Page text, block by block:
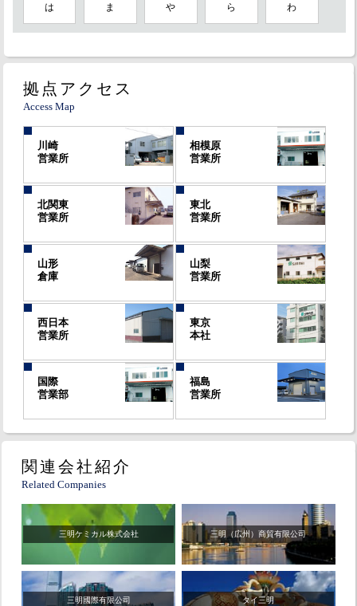
は ま や ら わ
拠点アクセス
Access Map
川崎
営業所
相模原
営業所
北関東
営業所
東北
営業所
山形
倉庫
山梨
営業所
西日本
営業所
東京
本社
国際
営業部
福島
営業所
関連会社紹介
Related Companies
三明ケミカル株式会社 三明（広州）商貿有限公司
三明國際有限公司 タイ三明